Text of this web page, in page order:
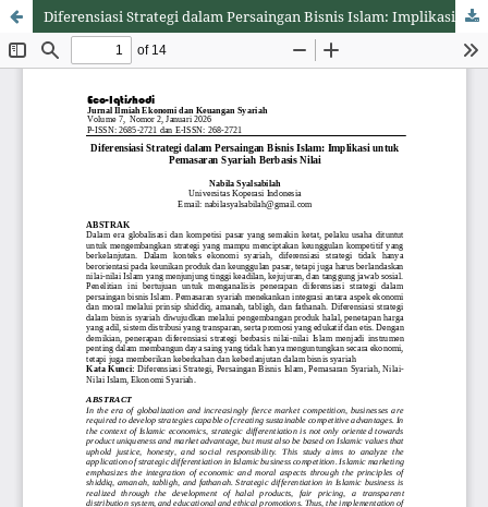
Diferensiasi Strategi dalam Persaingan Bisnis Islam: Implikasi untuk Pemasaran Syariah Berbasis Nilai